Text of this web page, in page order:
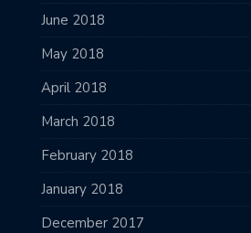
June 2018
May 2018
April 2018
March 2018
February 2018
January 2018
December 2017